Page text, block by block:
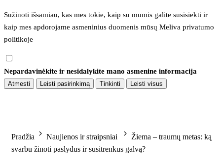
Sužinoti išsamiau, kas mes tokie, kaip su mumis galite susisiekti ir
kaip mes apdorojame asmeninius duomenis mūsų Meliva privatumo
politikoje
Nepardavinėkite ir nesidalykite mano asmenine informacija
Atmesti Leisti pasirinkimą Tinkinti Leisti visus
Pradžia Naujienos ir straipsniai
Žiema – traumų metas: ką
svarbu žinoti paslydus ir susitrenkus galvą?